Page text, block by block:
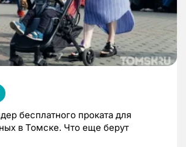
бесплатного проката для
в Томске. Что еще берут